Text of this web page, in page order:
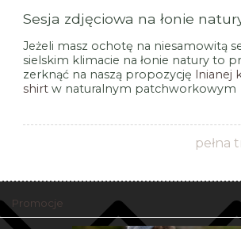
Sesja zdjęciowa na łonie
Jeżeli masz ochotę na niesamowitą
sielskim klimacie na łonie natury to
zerknąć na naszą propozycję lnianej
shirtw naturalnym patchworkowym
pełna
Promocje